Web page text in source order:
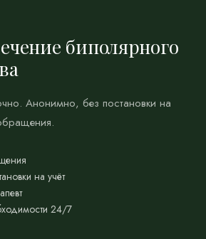
биполярного
Анонимно, без постановки на
на учёт
24/7